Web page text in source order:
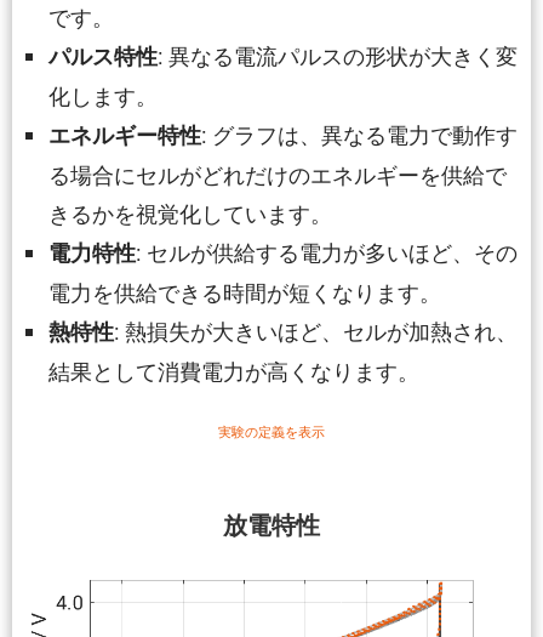
放電特性
です。
パルス特性: 異なる電流パルスの形状が大きく変
化します。
エネルギー特性: グラフは、異なる電力で動作す
る場合にセルがどれだけのエネルギーを供給で
きるかを視覚化しています。
電力特性: セルが供給する電力が多いほど、その
電力を供給できる時間が短くなります。
熱特性: 熱損失が大きいほど、セルが加熱され、
結果として消費電力が高くなります。
実験の定義を表示